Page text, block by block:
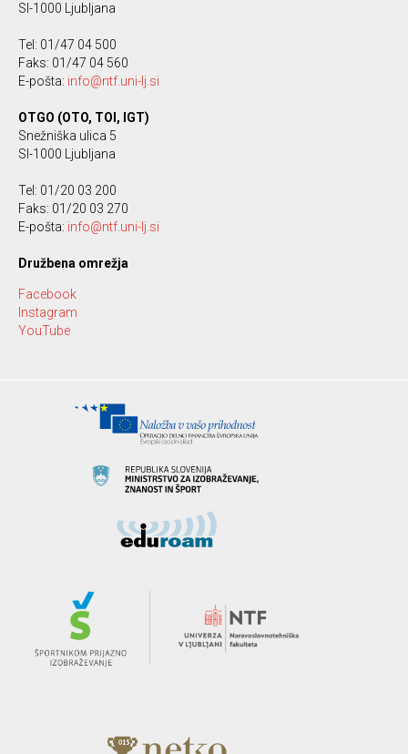
SI-1000 Ljubljana
Tel: 01/47 04 500
Faks: 01/47 04 560
E-pošta: info@ntf.uni-lj.si
OTGO (OTO, TOI, IGT)
Snežniška ulica 5
SI-1000 Ljubljana
Tel: 01/20 03 200
Faks: 01/20 03 270
E-pošta: info@ntf.uni-lj.si
Družbena omrežja
Facebook
Instagram
YouTube